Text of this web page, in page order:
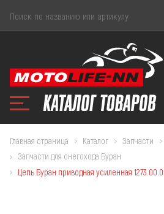
Главная страница Каталог Запчасти
Запчасти для снегохода Буран
Цепь Буран приводная усиленная